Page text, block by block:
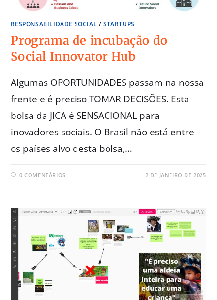
RESPONSABILIDADE SOCIAL /STARTUPS
Programa de incubação do
Social Innovator Hub
Algumas OPORTUNIDADES passam na nossa
frente e é preciso TOMAR DECISÕES. Esta
bolsa da JICA é SENSACIONAL para
inovadores sociais. O Brasil não está entre
os países alvo desta bolsa,…
0 COMENTÁRIOS 2 DE JANEIRO DE 2025